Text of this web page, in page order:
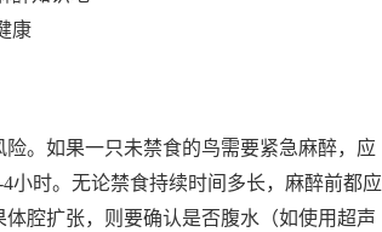
康
。如果一只未禁食的鸟需要紧急麻醉，应
小时。无论禁食持续时间多长，麻醉前都应
腔扩张，则要确认是否腹水（如使用超声